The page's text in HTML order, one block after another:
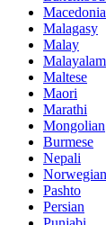
Malagasy
Malay
Malayalam
Maltese
Maori
Marathi
Mongolian
Burmese
Nepali
Norwegian
Pashto
Persian